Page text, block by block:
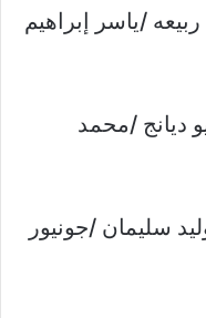
/ياسر إبراهيم
ديانج /محمد
سليمان /جونيور